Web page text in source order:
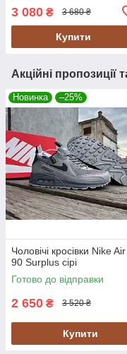
3 080 ₴ 3 680 ₴
Купити
Акційні пропозиції
Новинка –25%
Чоловічі кросівки Nike
90 Surplus сірі
Готово до відправки
2 650 ₴ 3 520 ₴
Купити